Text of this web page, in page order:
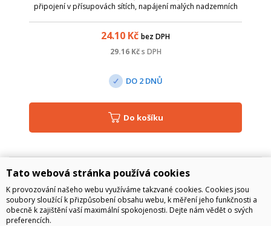
připojení v přísupovách sítích, napájení malých nadzemních
24.10 Kč bez DPH
29.16Kč s DPH
DO 2 DNŮ
Do košíku
Tato webová stránka používá cookies
K provozování našeho webu využíváme takzvané cookies. Cookies jsou
soubory sloužící k přizpůsobení obsahu webu, k měření jeho funkčnosti a
obecně k zajištění vaší maximální spokojenosti. Dejte nám vědět o svých
preferencích.